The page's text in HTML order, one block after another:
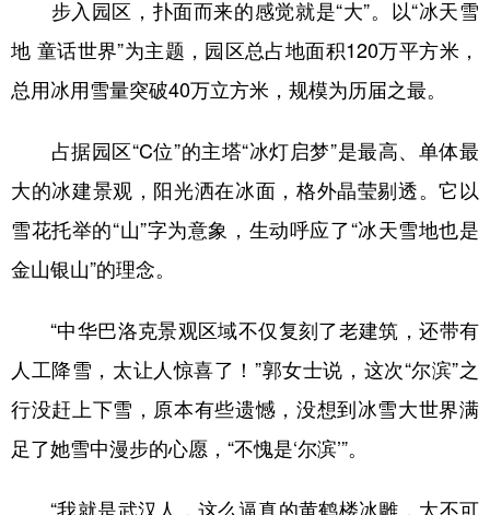
广东 广西 海南 重庆
新疆 内蒙古 黑龙江
Deutsch Português
步入园区，扑面而来的感觉就是“大”。以“冰天雪
地 童话世界”为主题，园区总占地面积120万平方米，
总用冰用雪量突破40万立方米，规模为历届之最。
占据园区“C位”的主塔“冰灯启梦”是最高、单体最
大的冰建景观，阳光洒在冰面，格外晶莹剔透。它以
雪花托举的“山”字为意象，生动呼应了“冰天雪地也是
金山银山”的理念。
“中华巴洛克景观区域不仅复刻了老建筑，还带有
人工降雪，太让人惊喜了！”郭女士说，这次“尔滨”之
行没赶上下雪，原本有些遗憾，没想到冰雪大世界满
足了她雪中漫步的心愿，“不愧是‘尔滨’”。
“我就是武汉人，这么逼真的黄鹤楼冰雕，太不可